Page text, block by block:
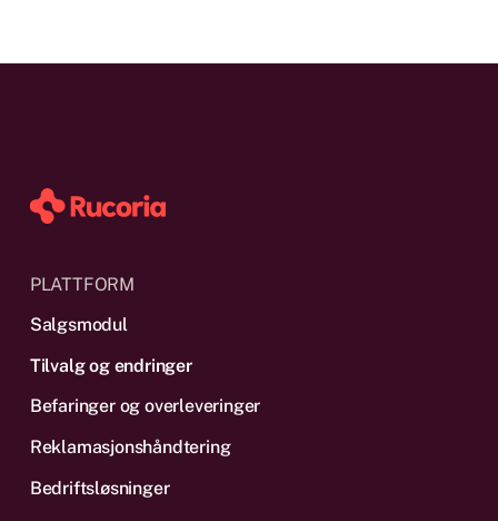
PLATTFORM
Salgsmodul
Tilvalg og endringer
Befaringer og overleveringer
Reklamas­jonshåndtering
Bedriftsløsninger